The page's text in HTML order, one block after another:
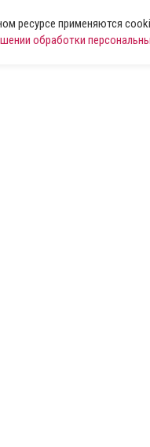
ресурсе применяются
обработки